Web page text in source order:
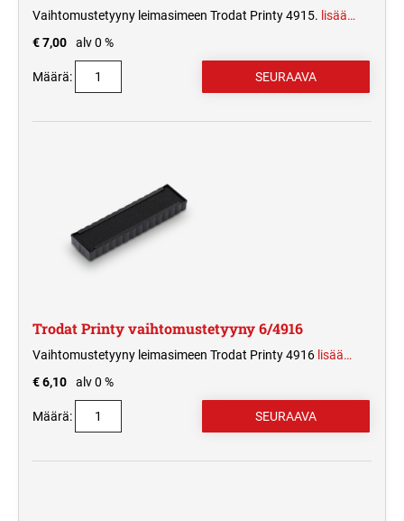
Vaihtomustetyyny leimasimeen Trodat Printy 4915. lisää…
€ 7,00
alv 0 %
Määrä:
Trodat Printy vaihtomustetyyny 6/4916
Vaihtomustetyyny leimasimeen Trodat Printy 4916 lisää…
€ 6,10
alv 0 %
Määrä: